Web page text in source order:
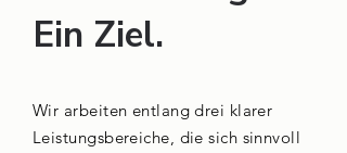
Ein Ziel.
Wir arbeiten entlang drei klarer
Leistungsbereiche, die sich sinnvoll